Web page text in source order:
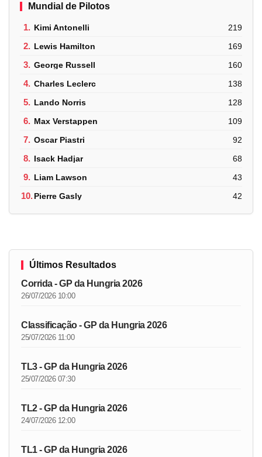
Mundial de Pilotos
1. Kimi Antonelli 219
2. Lewis Hamilton 169
3. George Russell 160
4. Charles Leclerc 138
5. Lando Norris 128
6. Max Verstappen 109
7. Oscar Piastri 92
8. Isack Hadjar 68
9. Liam Lawson 43
10.Pierre Gasly 42
Últimos Resultados
Corrida - GP da Hungria 2026
26/07/2026 10:00
Classificação - GP da Hungria 2026
25/07/2026 11:00
TL3 - GP da Hungria 2026
25/07/2026 07:30
TL2 - GP da Hungria 2026
24/07/2026 12:00
TL1 - GP da Hungria 2026